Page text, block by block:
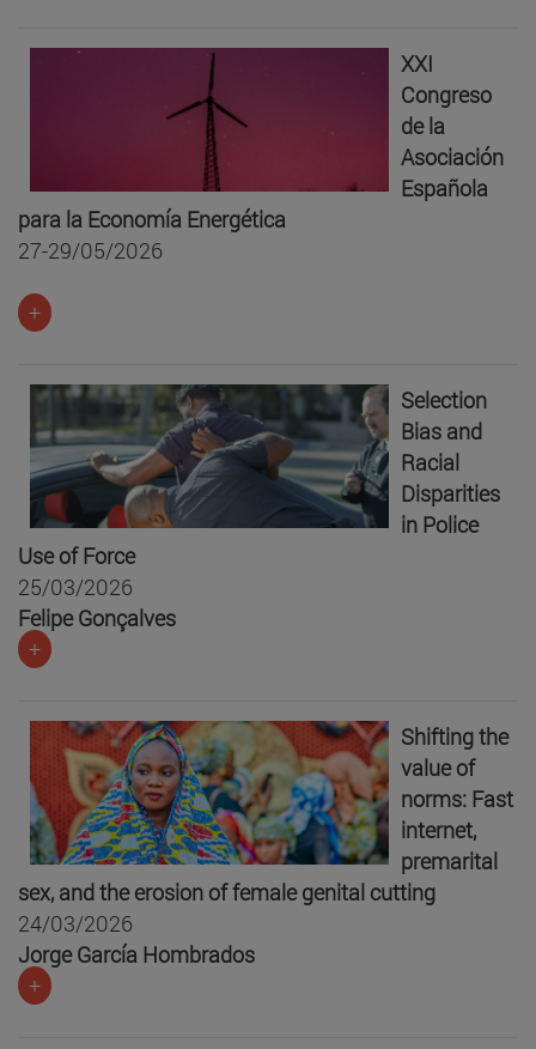
XXI
Congreso
de la
Asociación
Española
para la Economía Energética
27-29/05/2026
+
Selection
Bias and
Racial
Disparities
in Police
Use of Force
25/03/2026
Felipe Gonçalves
+
Shifting the
value of
norms: Fast
internet,
premarital
sex, and the erosion of female genital cutting
24/03/2026
Jorge García Hombrados
+